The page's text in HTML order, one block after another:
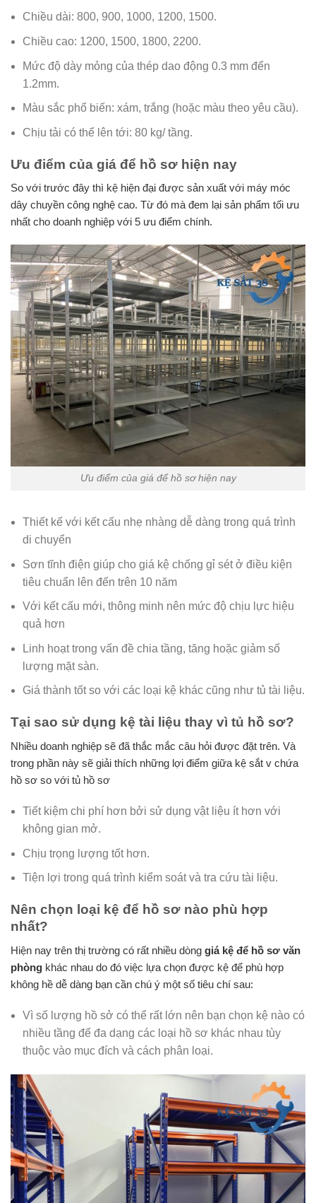
Chiều dài: 800, 900, 1000, 1200, 1500.
Chiều cao: 1200, 1500, 1800, 2200.
Mức độ dày mỏng của thép dao động 0.3 mm đển
1.2mm.
Màu sắc phổ biến: xám, trắng (hoặc màu theo yêu cầu).
Chịu tải có thể lên tới: 80 kg/ tầng.
Ưu điểm của giá để hồ sơ hiện nay
So với trước đây thì kệ hiện đại được sản xuất với máy móc
dây chuyền công nghệ cao. Từ đó mà đem lại sản phẩm tối ưu
nhất cho doanh nghiệp với 5 ưu điểm chính.
Ưu điểm của giá để hồ sơ hiện nay
Thiết kế với kết cấu nhẹ nhàng dễ dàng trong quá trình
di chuyển
Sơn tĩnh điện giúp cho giá kệ chống gỉ sét ở điều kiện
tiêu chuẩn lên đến trên 10 năm
Với kết cấu mới, thông minh nên mức độ chịu lực hiệu
quả hơn
Linh hoạt trong vấn đề chia tầng, tăng hoặc giảm số
lượng mặt sàn.
Giá thành tốt so với các loại kệ khác cũng như tủ tài liệu.
Tại sao sử dụng kệ tài liệu thay vì tủ hồ sơ?
Nhiều doanh nghiệp sẽ đã thắc mắc câu hỏi được đặt trên. Và
trong phần này sẽ giải thích những lợi điểm giữa kệ sắt v chứa
hồ sơ so với tủ hồ sơ
Tiết kiệm chi phí hơn bởi sử dụng vật liệu ít hơn với
không gian mở.
Chịu trọng lượng tốt hơn.
Tiện lợi trong quá trình kiểm soát và tra cứu tài liệu.
Nên chọn loại kệ để hồ sơ nào phù hợp
nhất?
Hiện nay trên thị trường có rất nhiều dòng giá kệ để hồ sơ văn
phòng khác nhau do đó việc lựa chọn được kệ để phù hợp
không hề dễ dàng bạn cần chú ý một số tiêu chí sau:
Vì số lượng hồ sở có thể rất lớn nên bạn chọn kệ nào có
nhiều tầng để đa dạng các loại hồ sơ khác nhau tùy
thuộc vào mục đích và cách phân loại.